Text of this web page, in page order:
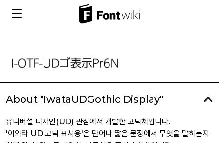
About "IwataUDGothic Display"
유니버설 디자인(UD) 관점에서 개발한 고딕체입니다.
'이와타 UD 고딕 표시용'은 단어나 짧은 문장에서 무엇을 말하는지